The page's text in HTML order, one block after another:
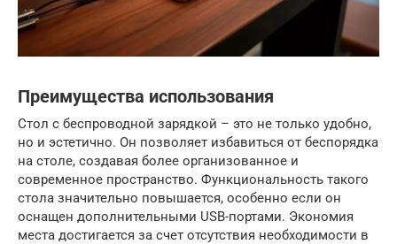
Преимущества использования
Стол с беспроводной зарядкой – это не только удобно,
но и эстетично. Он позволяет избавиться от беспорядка
на столе, создавая более организованное и
современное пространство. Функциональность такого
стола значительно повышается, особенно если он
оснащен дополнительными USB-портами. Экономия
места достигается за счет отсутствия необходимости в